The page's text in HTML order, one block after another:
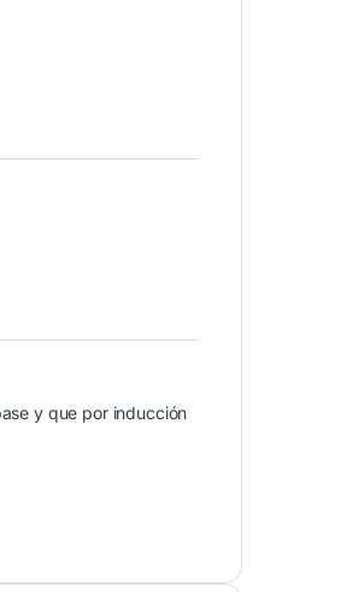
y que por inducción